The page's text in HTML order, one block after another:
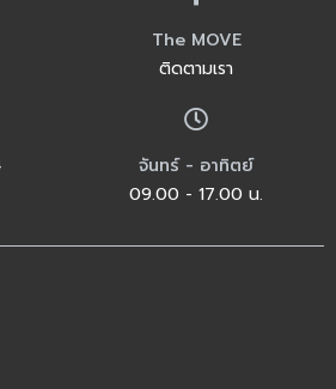
The MOVE
ติดตามเรา
จันทร์ - อาทิตย์
09.00 - 17.00 น.